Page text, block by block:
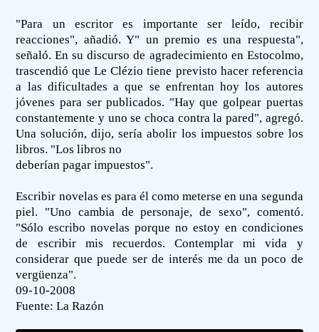
"Para un escritor es importante ser leído, recibir
reacciones", añadió. Y" un premio es una respuesta",
señaló. En su discurso de agradecimiento en Estocolmo,
trascendió que Le Clézio tiene previsto hacer referencia
a las dificultades a que se enfrentan hoy los autores
jóvenes para ser publicados. "Hay que golpear puertas
constantemente y uno se choca contra la pared", agregó.
Una solución, dijo, sería abolir los impuestos sobre los
libros. "Los libros no
deberían pagar impuestos".
Escribir novelas es para él como meterse en una segunda
piel. "Uno cambia de personaje, de sexo", comentó.
"Sólo escribo novelas porque no estoy en condiciones
de escribir mis recuerdos. Contemplar mi vida y
considerar que puede ser de interés me da un poco de
vergüenza".
09-10-2008
Fuente:La Razón